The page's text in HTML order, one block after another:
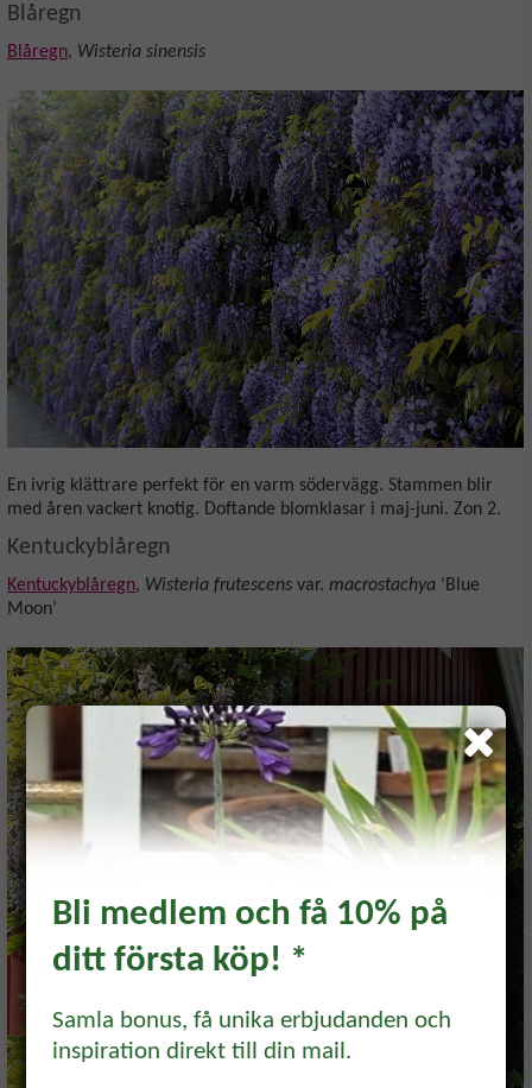
Blåregn
Blåregn, Wisteria sinensis
En ivrig klättrare perfekt för en varm södervägg. Stammen blir
med åren vackert knotig. Doftande blomklasar i maj-juni. Zon 2.
Kentuckyblåregn
Kentuckyblåregn, Wisteria frutescens var. macrostachya ’Blue
Moon’
Prenumerera och få 10%
rabatt!
Bli medlem och få 10% på
ditt första köp! *
Samla bonus, få unika erbjudanden och
inspiration direkt till din mail.